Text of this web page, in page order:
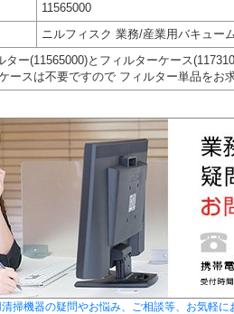
11565000
ニルフィスク 業務/産業用バキュー
ー(11565000)とフィルターケース
ースは不要ですので フィルター単品をお
掃機器の疑問やお悩み、ご相談等、お気軽に